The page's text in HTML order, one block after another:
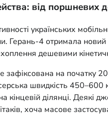
від поршневих
українських
Герань-4 отримала
дешевими
зафіксована на початку
швидкість
кінцевій ділянці. Деякі
хоча масове